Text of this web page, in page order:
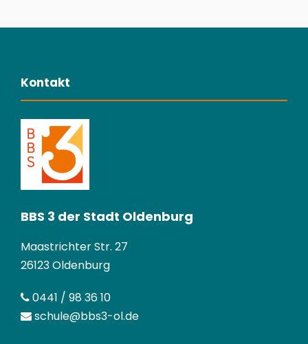
Kontakt
BBS 3 der Stadt Oldenburg
Maastrichter Str. 27
26123 Oldenburg
0441 / 98 36 10
schule@bbs3-ol.de